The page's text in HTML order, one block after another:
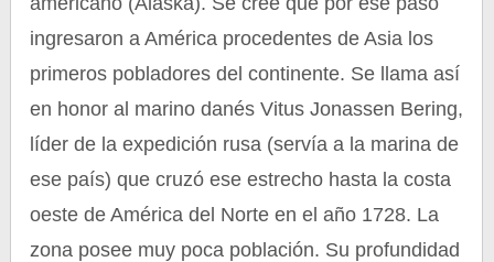
ingresaron a América procedentes de Asia los
primeros pobladores del continente. Se llama así
en honor al marino danés Vitus Jonassen Bering,
líder de la expedición rusa (servía a la marina de
ese país) que cruzó ese estrecho hasta la costa
oeste de América del Norte en el año 1728. La
zona posee muy poca población. Su profundidad